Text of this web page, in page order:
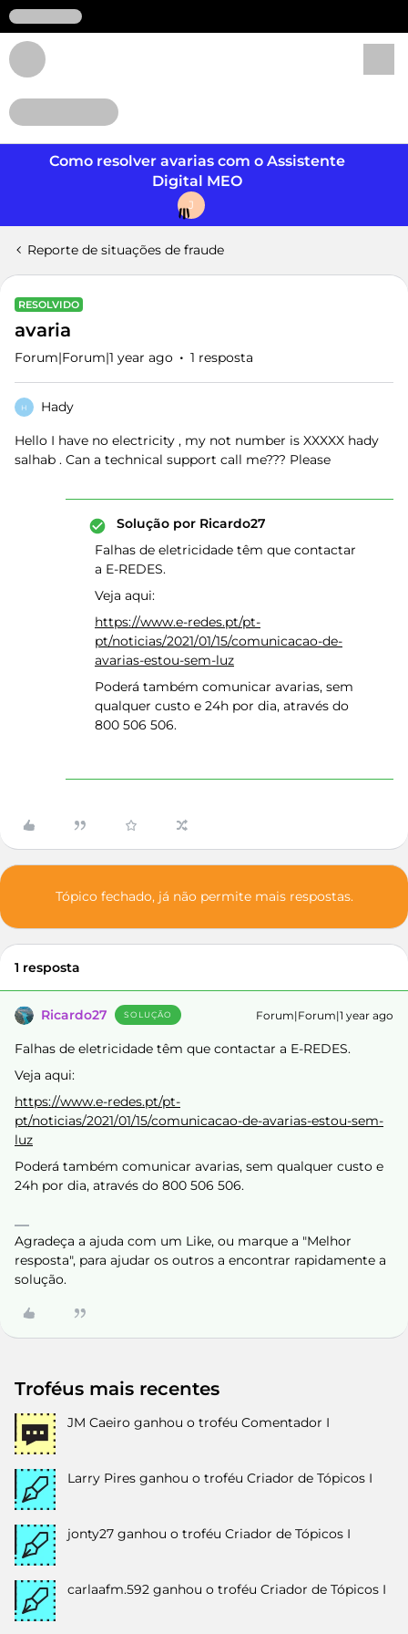
Como resolver avarias com o Assistente
Digital MEO
J
Reporte de situações de fraude
RESOLVIDO
avaria
Forum|Forum|1 year ago 1 resposta
H Hady
Hello I have no electricity , my not number is XXXXX hady
salhab . Can a technical support call me??? Please
Solução por Ricardo27
Falhas de eletricidade têm que contactar
a E-REDES.
Veja aqui:
https://www.e-redes.pt/pt-
pt/noticias/2021/01/15/comunicacao-de-
avarias-estou-sem-luz
Poderá também comunicar avarias, sem
qualquer custo e 24h por dia, através do
800 506 506.
Tópico fechado, já não permite mais respostas.
1 resposta
Ricardo27 SOLUÇÃO Forum|Forum|1 year ago
Falhas de eletricidade têm que contactar a E-REDES.
Veja aqui:
https://www.e-redes.pt/pt-
pt/noticias/2021/01/15/comunicacao-de-avarias-estou-sem-
luz
Poderá também comunicar avarias, sem qualquer custo e
24h por dia, através do 800 506 506.
Agradeça a ajuda com um Like, ou marque a "Melhor
resposta", para ajudar os outros a encontrar rapidamente a
solução.
Troféus mais recentes
JM Caeiro ganhou o troféu Comentador I
Larry Pires ganhou o troféu Criador de Tópicos I
jonty27 ganhou o troféu Criador de Tópicos I
carlaafm.592 ganhou o troféu Criador de Tópicos I